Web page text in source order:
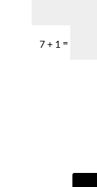
7 + 1 =